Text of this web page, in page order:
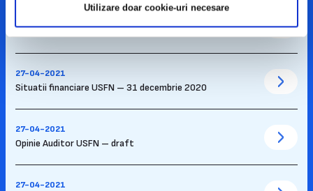
Utilizare doar cookie-uri necesare
Proiect Hotarare USFN AGOA 27/28.05.2021
27-04-2021
Situatii financiare USFN – 31 decembrie 2020
27-04-2021
Opinie Auditor USFN – draft
27-04-2021